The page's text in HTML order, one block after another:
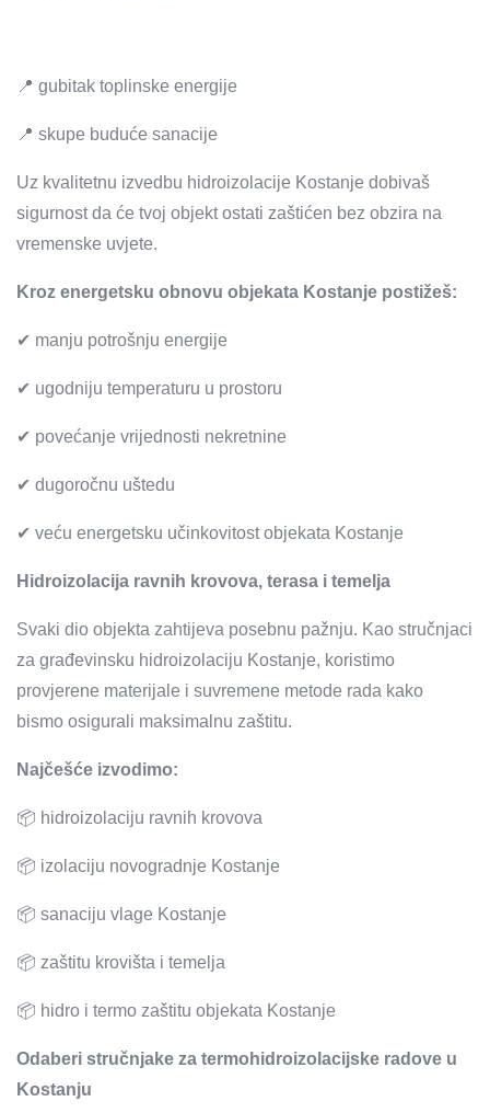
📍 gubitak toplinske energije
📍 skupe buduće sanacije
Uz kvalitetnu izvedbu hidroizolacije Kostanje dobivaš
sigurnost da će tvoj objekt ostati zaštićen bez obzira na
vremenske uvjete.
Kroz energetsku obnovu objekata Kostanje postižeš:
✔ manju potrošnju energije
✔ ugodniju temperaturu u prostoru
✔ povećanje vrijednosti nekretnine
✔ dugoročnu uštedu
✔ veću energetsku učinkovitost objekata Kostanje
Hidroizolacija ravnih krovova, terasa i temelja
Svaki dio objekta zahtijeva posebnu pažnju. Kao stručnjaci
za građevinsku hidroizolaciju Kostanje, koristimo
provjerene materijale i suvremene metode rada kako
bismo osigurali maksimalnu zaštitu.
Najčešće izvodimo:
📦 hidroizolaciju ravnih krovova
📦 izolaciju novogradnje Kostanje
📦 sanaciju vlage Kostanje
📦 zaštitu krovišta i temelja
📦 hidro i termo zaštitu objekata Kostanje
Odaberi stručnjake za termohidroizolacijske radove u
Kostanju